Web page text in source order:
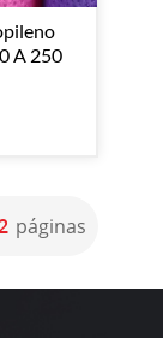
A 250
Páginas